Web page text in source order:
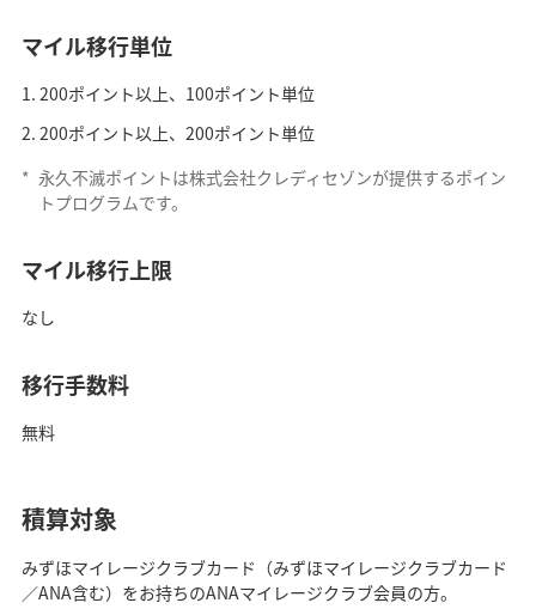
マイル移行単位
200ポイント以上、100ポイント単位
200ポイント以上、200ポイント単位
* 永久不滅ポイントは株式会社クレディセゾンが提供するポイン
トプログラムです。
マイル移行上限
なし
移行手数料
無料
積算対象
みずほマイレージクラブカード（みずほマイレージクラブカード
／ANA含む）をお持ちのANAマイレージクラブ会員の方。